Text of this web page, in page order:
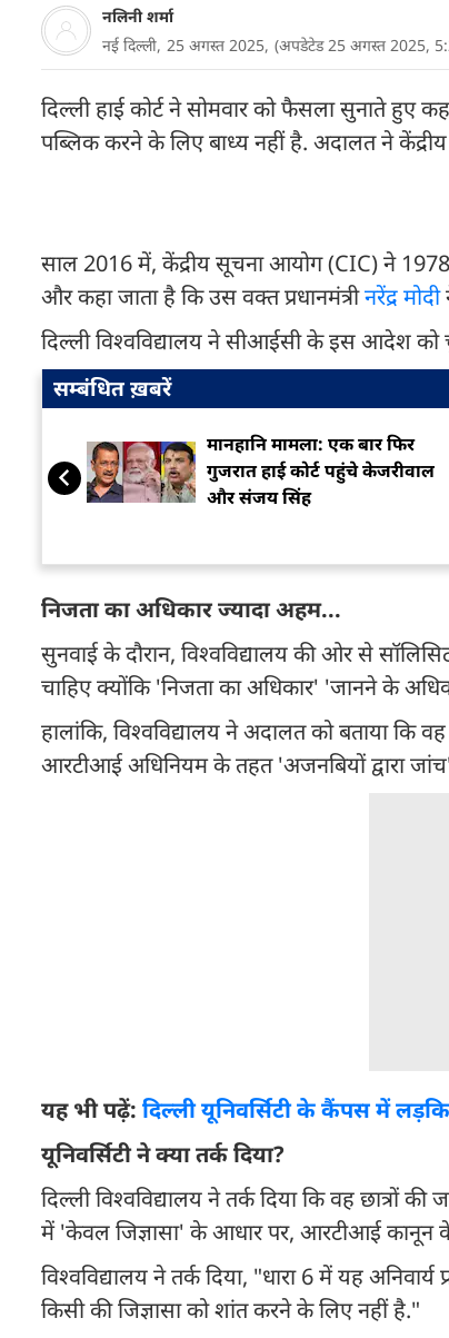
नलिनी शर्मा
नई दिल्ली, 25 अगस्त 2025, (अपडेटेड 25 अगस्त 2025,
दिल्ली हाई कोर्ट ने सोमवार को फैसला सुनाते हुए कहा
पब्लिक करने के लिए बाध्य नहीं है. अदालत ने
साल 2016 में, केंद्रीय सूचना आयोग (CIC) ने 1978
और कहा जाता है कि उस वक्त प्रधानमंत्रीनरेंद्र मोदी
दिल्ली विश्वविद्यालय ने सीआईसी के इस आदेश को
सम्बंधित ख़बरें
मानहानि मामला: एक बार फिर
गुजरात हाई कोर्ट पहुंचे केजरीवाल
और संजय सिंह
निजता का अधिकार ज्यादा अहम...
सुनवाई के दौरान, विश्वविद्यालय की ओर से
चाहिए क्योंकि 'निजता का अधिकार' 'जानने के
हालांकि, विश्वविद्यालय ने अदालत को बताया कि वह
आरटीआई अधिनियम के तहत 'अजनबियों द्वारा
यह भी पढ़ें: दिल्ली यूनिवर्सिटी के कैंपस में
यूनिवर्सिटी ने क्या तर्क दिया?
दिल्ली विश्वविद्यालय ने तर्क दिया कि वह छात्रों
में 'केवल जिज्ञासा' के आधार पर, आरटीआई कानून के
विश्वविद्यालय ने तर्क दिया, "धारा 6 में यह
किसी की जिज्ञासा को शांत करने के लिए नहीं है."